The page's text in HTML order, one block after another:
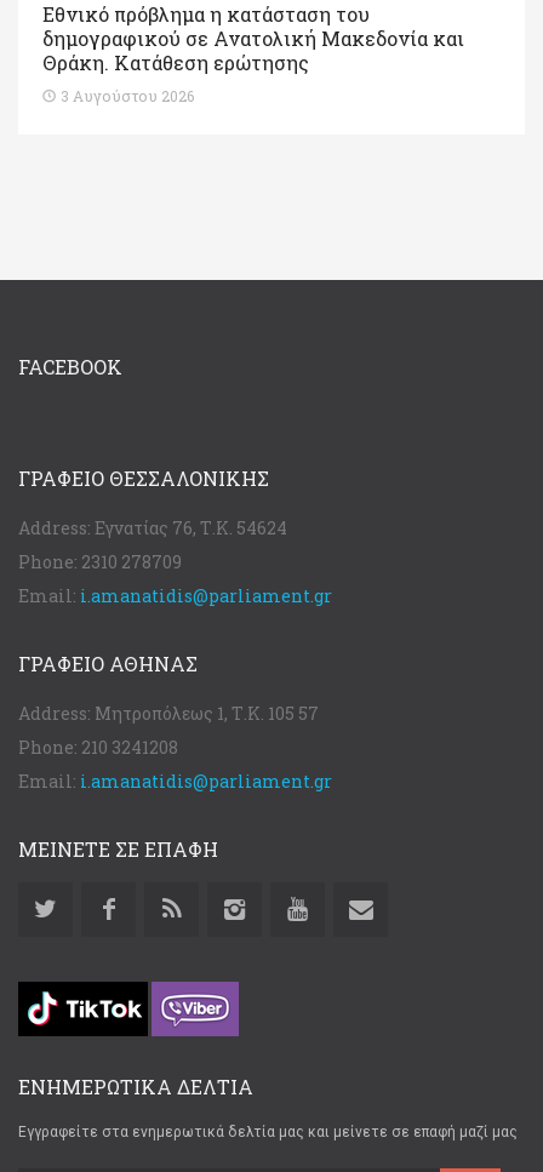
Εθνικό πρόβλημα η κατάσταση του
δημογραφικού σε Ανατολική Μακεδονία και
Θράκη. Κατάθεση ερώτησης
3 Αυγούστου 2026
FACEBOOK
ΓΡΑΦΕΊΟ ΘΕΣΣΑΛΟΝΊΚΗΣ
Address: Εγνατίας 76, Τ.Κ. 54624
Phone: 2310 278709
Email: i.amanatidis@parliament.gr
ΓΡΑΦΕΊΟ ΑΘΉΝΑΣ
Address: Μητροπόλεως 1, Τ.Κ. 105 57
Phone: 210 3241208
Email: i.amanatidis@parliament.gr
ΜΕΙΝΕΤΕ ΣΕ ΕΠΑΦΗ
ΕΝΗΜΕΡΩΤΙΚΑ ΔΕΛΤΙΑ
Εγγραφείτε στα ενημερωτικά δελτία μας και μείνετε σε επαφή μαζί μας